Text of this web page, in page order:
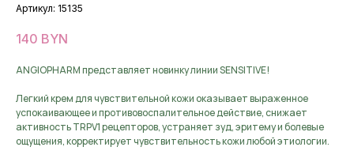
Артикул: 15135
140 BYN
ANGIOPHARM представляет новинку линии SENSITIVE!
Легкий крем для чувствительной кожи оказывает выраженное
успокаивающее и противовоспалительное действие, снижает
активность TRPV1 рецепторов, устраняет зуд, эритему и болевые
ощущения, корректирует чувствительность кожи любой этиологии.